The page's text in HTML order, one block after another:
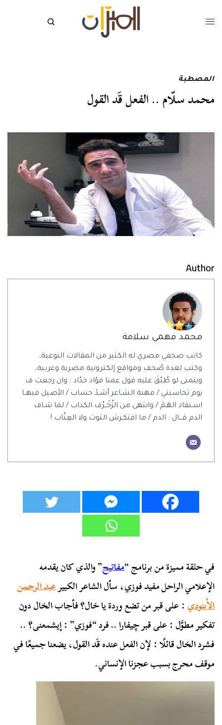
المصطبة
محمد سلّام .. الفعل قَد القول
Author
محمد فهمي سلامة
كاتب صحفي مصري له الكثير من المقالات النوعية،
وكتب لعدة صُحف ومواقع إلكترونية مصرية وعربية،
ويتمنى لو طُبّقَ عليه قول عمنا فؤاد حدّاد : وان رجعت ف
يوم تحاسبني / مهنة الشـاعر أشـدْ حساب / الأصيل فيهــا
اسـتفاد الهَـمْ / وانتهى من الزُخْــرُف الكداب / لما شـاف
الدم قـــال : الدم / ما افتكـرش التوت ولا العِنّاب !
في حلقة مميزة من برنامج “مفاتيح” والذي كان يقدمه
الإعلامي الراحل مفيد فوزي، سأل الشاعر الكبيرعبد الرحمن
الأبنودي : على قبر من تضع وردة يا خال؟ فأجاب الخال دون
تفكير مطوَّل : على قبر چيفارا .. فرد “فوزي” : إيشمعنى؟ ..
فشرد الخال قائلًا : لإن الفعل عنده قَد القول، يضعنا جميعًا في
موقف محرج بسبب عجزنا الإنساني.